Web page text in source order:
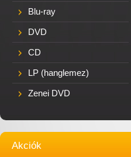
Blu-ray
DVD
CD
LP (hanglemez)
Zenei DVD
Akciók